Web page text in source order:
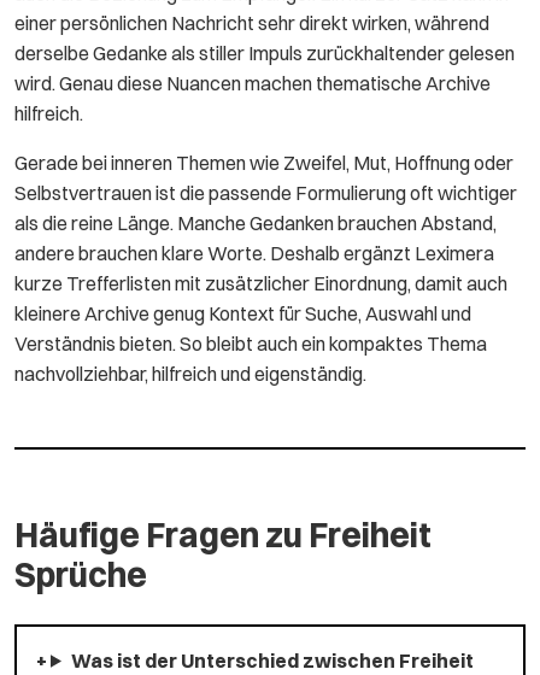
einer persönlichen Nachricht sehr direkt wirken, während
derselbe Gedanke als stiller Impuls zurückhaltender gelesen
wird. Genau diese Nuancen machen thematische Archive
hilfreich.
Gerade bei inneren Themen wie Zweifel, Mut, Hoffnung oder
Selbstvertrauen ist die passende Formulierung oft wichtiger
als die reine Länge. Manche Gedanken brauchen Abstand,
andere brauchen klare Worte. Deshalb ergänzt Leximera
kurze Trefferlisten mit zusätzlicher Einordnung, damit auch
kleinere Archive genug Kontext für Suche, Auswahl und
Verständnis bieten. So bleibt auch ein kompaktes Thema
nachvollziehbar, hilfreich und eigenständig.
Häufige Fragen zu Freiheit
Sprüche
Was ist der Unterschied zwischen Freiheit